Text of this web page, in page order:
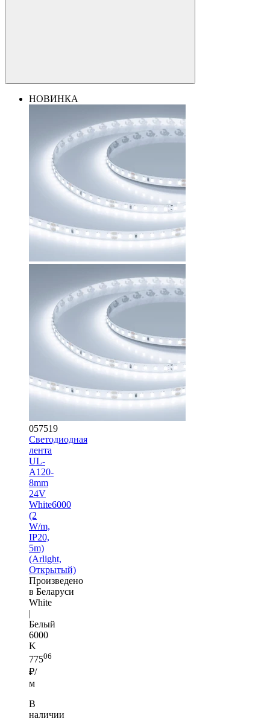
НОВИНКА
057519
Светодиодная
лента
UL-
A120-
8mm
24V
White6000
(2
W/m,
IP20,
5m)
(Arlight,
Открытый)
Произведено
в Беларуси
White
|
Белый
6000
K
77506
₽/
м
В
наличии